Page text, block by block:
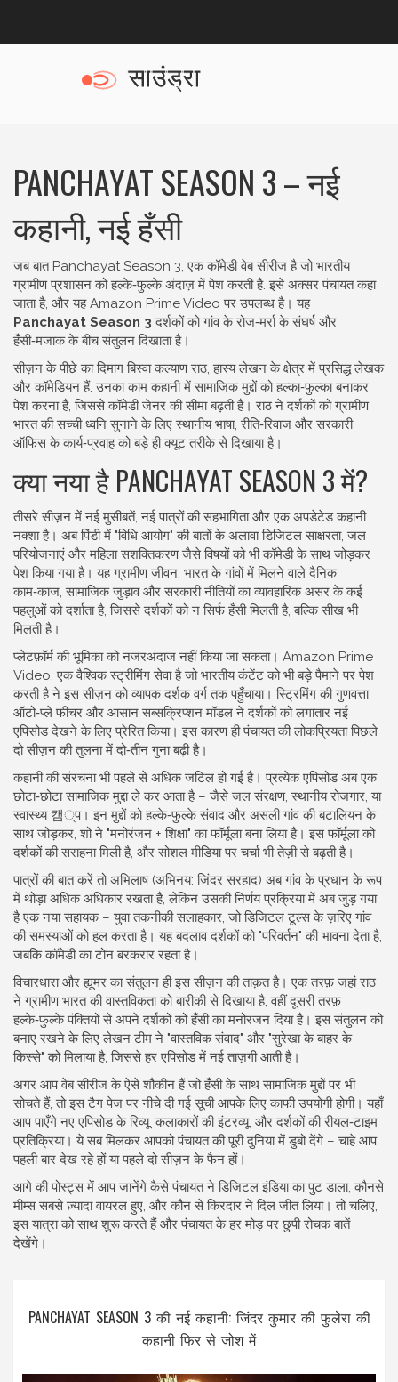
PANCHAYAT SEASON 3 – नई
कहानी, नई हँसी
जब बात Panchayat Season 3,एक कॉमेडी वेब सीरीज है जो भारतीय
ग्रामीण प्रशासन को हल्के‑फुल्के अंदाज़ में पेश करती है. इसे अक्सरपंचायतकहा
जाता है, और यह Amazon Prime Video पर उपलब्ध है। यह
Panchayat Season 3 दर्शकों को गांव के रोज‑मर्रा के संघर्ष और
हँसी‑मजाक के बीच संतुलन दिखाता है।
सीज़न के पीछे का दिमागबिस्वा कल्याण राठ,हास्य लेखन के क्षेत्र में प्रसिद्ध लेखक
और कॉमेडियन हैं. उनका काम कहानी में सामाजिक मुद्दों को हल्का‑फुल्का बनाकर
पेश करना है, जिससेकॉमेडी जेनरकी सीमा बढ़ती है। राठ ने दर्शकों को ग्रामीण
भारत की सच्ची ध्वनि सुनाने के लिए स्थानीय भाषा, रीति‑रिवाज और सरकारी
ऑफिस के कार्य‑प्रवाह को बड़े ही क्यूट तरीके से दिखाया है।
क्या नया है PANCHAYAT SEASON 3 में?
तीसरे सीज़न में नई मुसीबतें, नई पात्रों की सहभागिता और एक अपडेटेड कहानी
नक्शा है। अब पिंडी में "विधि आयोग" की बातों के अलावा डिजिटल साक्षरता, जल
परियोजनाएं और महिला सशक्तिकरण जैसे विषयों को भी कॉमेडी के साथ जोड़कर
पेश किया गया है। यहग्रामीण जीवन, भारत के गांवों में मिलने वाले दैनिक
काम‑काज, सामाजिक जुड़ाव और सरकारी नीतियों का व्यावहारिक असरके कई
पहलुओं को दर्शाता है, जिससे दर्शकों को न सिर्फ हँसी मिलती है, बल्कि सीख भी
मिलती है।
प्लेटफ़ॉर्म की भूमिका को नजरअंदाज नहीं किया जा सकता। Amazon Prime
Video,एक वैश्विक स्ट्रीमिंग सेवा है जो भारतीय कंटेंट को भी बड़े पैमाने पर पेश
करती हैने इस सीज़न को व्यापक दर्शक वर्ग तक पहुँचाया। स्ट्रिमिंग की गुणवत्ता,
ऑटो‑प्ले फीचर और आसान सब्सक्रिप्शन मॉडल ने दर्शकों को लगातार नई
एपिसोड देखने के लिए प्रेरित किया। इस कारण ही पंचायत की लोकप्रियता पिछले
दो सीज़न की तुलना में दो‑तीन गुना बढ़ी है।
कहानी की संरचना भी पहले से अधिक जटिल हो गई है। प्रत्येक एपिसोड अब एक
छोटा‑छोटा सामाजिक मुद्दा ले कर आता है – जैसे जल संरक्षण, स्थानीय रोजगार, या
स्वास्थ्य 캠्प। इन मुद्दों को हल्के‑फुल्के संवाद और असली गांव की बटालियन के
साथ जोड़कर, शो ने "मनोरंजन + शिक्षा" का फॉर्मूला बना लिया है। इस फॉर्मूला को
दर्शकों की सराहना मिली है, और सोशल मीडिया पर चर्चा भी तेज़ी से बढ़ती है।
पात्रों की बात करें तो अभिलाष (अभिनय: जिंदर सरहाद) अब गांव के प्रधान के रूप
में थोड़ा अधिक अधिकार रखता है, लेकिन उसकी निर्णय प्रक्रिया में अब जुड़ गया
है एक नया सहायक – युवा तकनीकी सलाहकार, जो डिजिटल टूल्स के ज़रिए गांव
की समस्याओं को हल करता है। यह बदलाव दर्शकों को "परिवर्तन" की भावना देता है,
जबकि कॉमेडी का टोन बरकरार रहता है।
विचारधारा और ह्यूमर का संतुलन ही इस सीज़न की ताक़त है। एक तरफ़ जहां राठ
ने ग्रामीण भारत की वास्तविकता को बारीकी से दिखाया है, वहीं दूसरी तरफ़
हल्के‑फुल्के पंक्तियों से अपने दर्शकों को हँसी का मनोरंजन दिया है। इस संतुलन को
बनाए रखने के लिए लेखन टीम ने "वास्तविक संवाद" और "सुरेखा के बाहर के
किस्से" को मिलाया है, जिससे हर एपिसोड में नई ताज़गी आती है।
अगर आप वेब सीरीज के ऐसे शौकीन हैं जो हँसी के साथ सामाजिक मुद्दों पर भी
सोचते हैं, तो इस टैग पेज पर नीचे दी गई सूची आपके लिए काफी उपयोगी होगी। यहाँ
आप पाएँगे नए एपिसोड के रिव्यू, कलाकारों की इंटरव्यू, और दर्शकों की रीयल‑टाइम
प्रतिक्रिया। ये सब मिलकर आपको पंचायत की पूरी दुनिया में डुबो देंगे – चाहे आप
पहली बार देख रहे हों या पहले दो सीज़न के फैन हों।
आगे की पोस्ट्स में आप जानेंगे कैसे पंचायत ने डिजिटल इंडिया का पुट डाला, कौनसे
मीम्स सबसे ज़्यादा वायरल हुए, और कौन से किरदार ने दिल जीत लिया। तो चलिए,
इस यात्रा को साथ शुरू करते हैं और पंचायत के हर मोड़ पर छुपी रोचक बातें
देखेंगे।
PANCHAYAT SEASON 3 की नई कहानी: जिंदर कुमार की फुलेरा की
कहानी फिर से जोश में